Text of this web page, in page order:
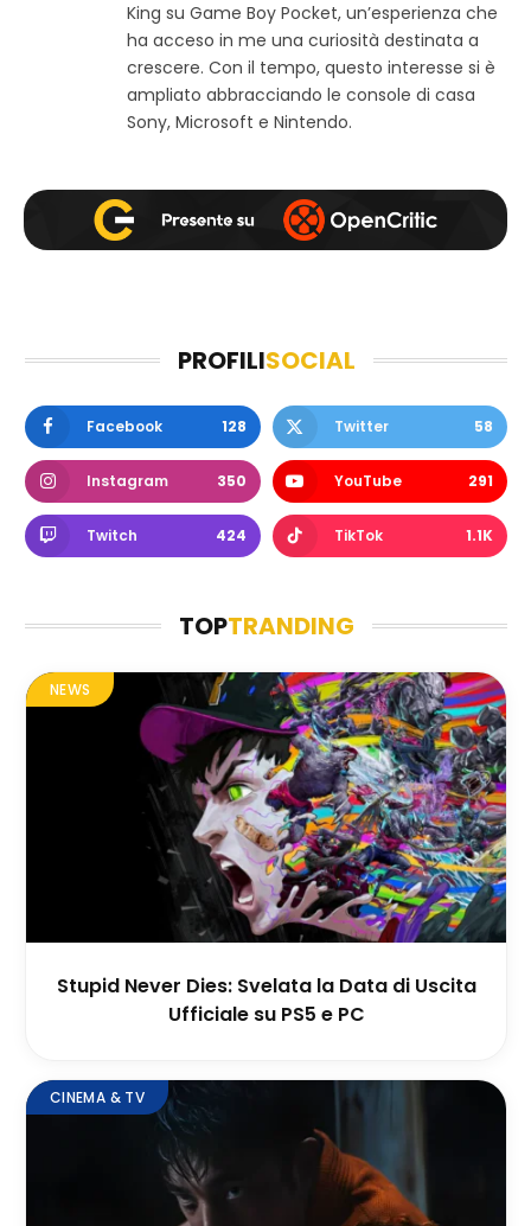
m
King su Game Boy Pocket, un’esperienza che
ha acceso in me una curiosità destinata a
crescere. Con il tempo, questo interesse si è
ampliato abbracciando le console di casa
Sony, Microsoft e Nintendo.
PROFILISOCIAL
Facebook 128 Twitter 58
Instagram 350 YouTube 291
Twitch 424 TikTok 1.1K
TOPTRANDING
NEWS
Stupid Never Dies: Svelata la Data di Uscita
Ufficiale su PS5 e PC
CINEMA & TV